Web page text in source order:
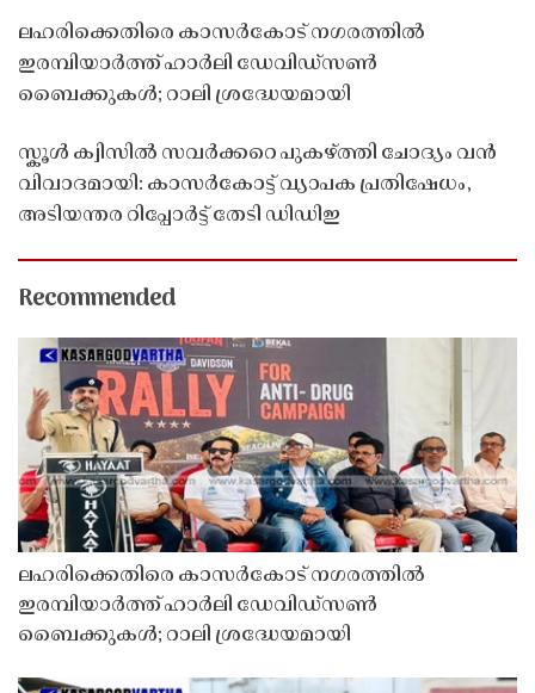
ലഹരിക്കെതിരെ കാസർകോട് നഗരത്തിൽ
ഇരമ്പിയാർത്ത് ഹാർലി ഡേവിഡ്‌സൺ
ബൈക്കുകൾ; റാലി ശ്രദ്ധേയമായി
സ്കൂൾ ക്വിസിൽ സവർക്കറെ പുകഴ്ത്തി ചോദ്യം വൻ
വിവാദമായി: കാസർകോട്ട് വ്യാപക പ്രതിഷേധം,
അടിയന്തര റിപ്പോർട്ട് തേടി ഡിഡിഇ
Recommended
ലഹരിക്കെതിരെ കാസർകോട് നഗരത്തിൽ
ഇരമ്പിയാർത്ത് ഹാർലി ഡേവിഡ്‌സൺ
ബൈക്കുകൾ; റാലി ശ്രദ്ധേയമായി